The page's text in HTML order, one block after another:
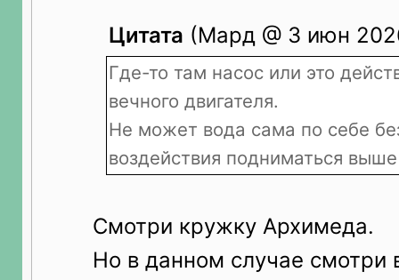
Цитата (Мард @ 3 июн
Где-то там насос или это
вечного двигателя.
Не может вода сама по себе
воздействия подниматься
Смотри кружку Архимеда.
Но в данном случае смотри